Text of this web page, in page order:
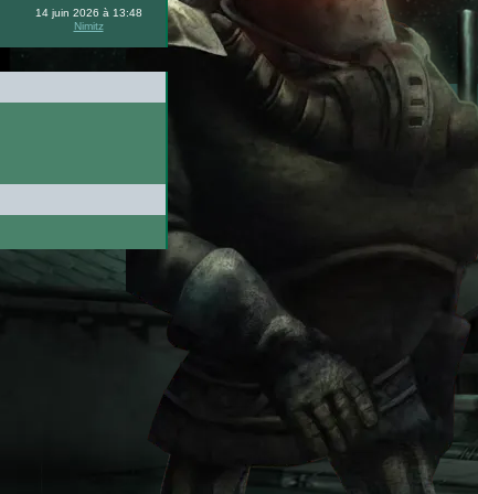
14 juin 2026 à 13:48
Nimitz